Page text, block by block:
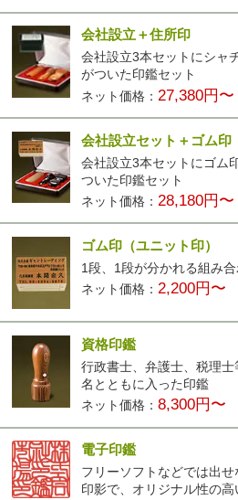
会社設立＋住所印
会社設立3本セットにシャ
がついた印鑑セット
ネット価格： 27,380円〜
会社設立セット＋ゴム印
会社設立3本セットにゴム
ついた印鑑セット
ネット価格： 28,180円〜
ゴム印（ユニット印）
1段、1段が分かれる組み
ネット価格：2,200円〜
資格印鑑
行政書士、弁護士、税理
名とともに入った印鑑
ネット価格：8,300円〜
電子印鑑
フリーソフトなどでは出
印影で、オリジナル性の